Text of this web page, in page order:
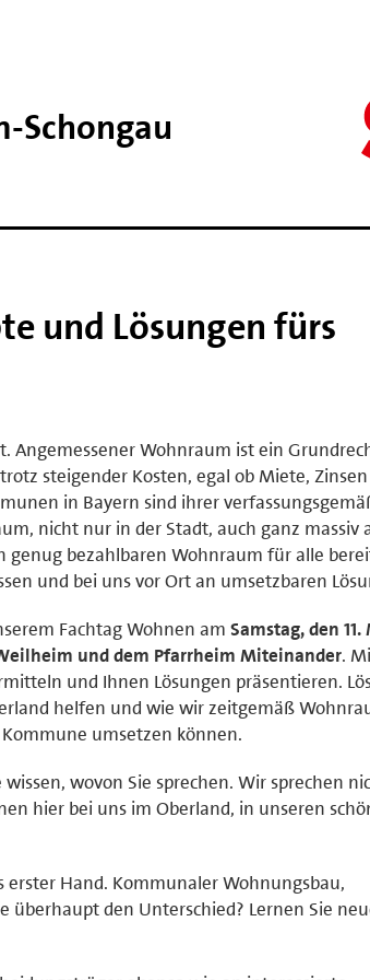
​Schongau
und Lösungen fürs
Angemessener Wohnraum ist ein
steigender Kosten, egal ob Miete,
in Bayern sind ihrer
nicht nur in der Stadt, auch ganz massiv
genug bezahlbaren Wohnraum für alle
und bei uns vor Ort an umsetzbaren
Fachtag Wohnen am Samstag, den 11.
und dem Pfarrheim Miteinander.
und Ihnen Lösungen präsentieren.
helfen und wie wir zeitgemäß
umsetzen können.
wovon Sie sprechen. Wir sprechen
hier bei uns im Oberland, in unseren
erster Hand. Kommunaler Wohnungsbau,
überhaupt den Unterschied? Lernen Sie